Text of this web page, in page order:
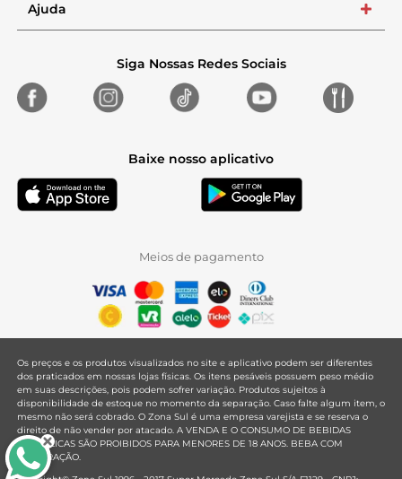
Ajuda +
Siga Nossas Redes Sociais
Baixe nosso aplicativo
Meios de pagamento
Os preços e os produtos visualizados no site e aplicativo podem ser diferentes
dos praticados em nossas lojas físicas. Os itens pesáveis possuem peso médio
em suas descrições, pois podem sofrer variação. Produtos sujeitos à
disponibilidade de estoque no momento da separação. Caso falte algum item, o
mesmo não será cobrado. O Zona Sul é uma empresa varejista e se reserva o
direito de não vender por atacado. A VENDA E O CONSUMO DE BEBIDAS
ALCOÓLICAS SÃO PROIBIDOS PARA MENORES DE 18 ANOS. BEBA COM
MODERAÇÃO.